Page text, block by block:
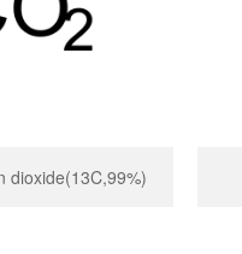
dioxide(13C,99%)